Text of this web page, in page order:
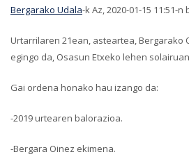
Bergarako Udala-k Az, 2020-01-15 11:51-n
Urtarrilaren 21ean, asteartea, Bergarako
egingo da, Osasun Etxeko lehen
Gai ordena honako hau izango da:
-2019 urtearen balorazioa.
-Bergara Oinez ekimena.